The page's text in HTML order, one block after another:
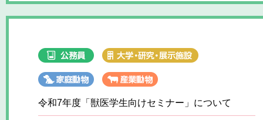
令和7年度「獣医学生向けセミナー」について